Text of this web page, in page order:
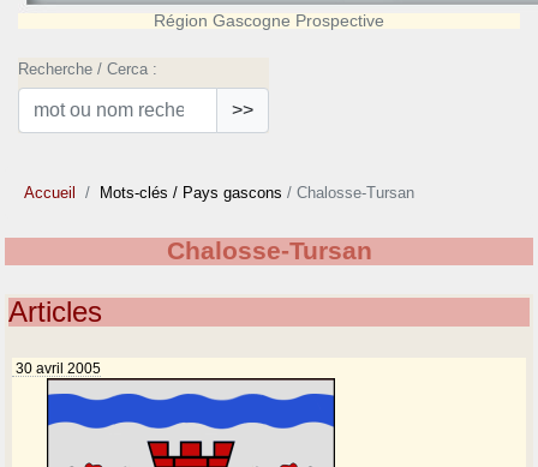
Région Gascogne Prospective
Recherche / Cerca :
>>
Accueil Mots-clés / Pays gascons / Chalosse-Tursan
Chalosse-Tursan
Articles
30 avril 2005